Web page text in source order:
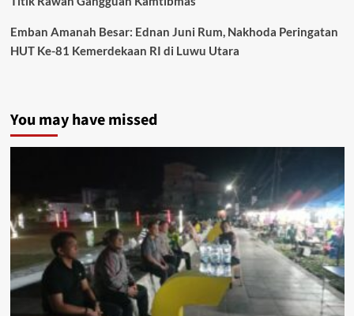
Emban Amanah Besar: Ednan Juni Rum, Nakhoda Peringatan
HUT Ke-81 Kemerdekaan RI di Luwu Utara
You may have missed